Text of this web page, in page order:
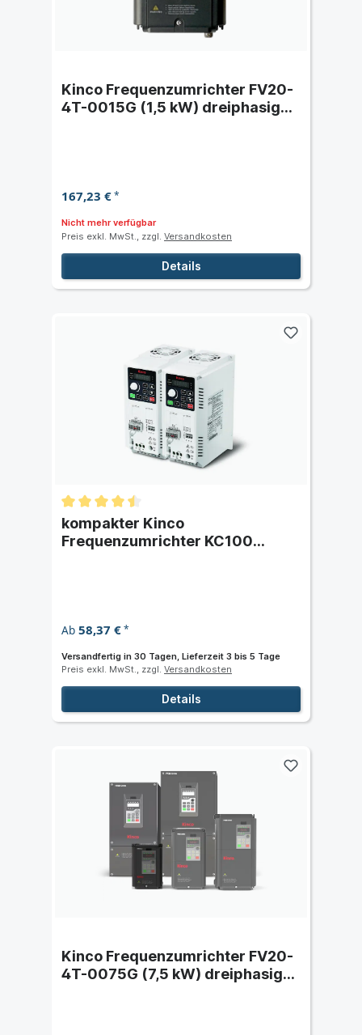
Kinco Frequenzumrichter FV20-
4T-0015G (1,5 kW) dreiphasig
167,23 €*
Nicht mehr verfügbar
Preis exkl. MwSt., zzgl. Versandkosten
Details
kompakter Kinco
Frequenzumrichter KC100
Ab 58,37 €*
Versandfertig in 30 Tagen, Lieferzeit 3 bis 5 Tage
Preis exkl. MwSt., zzgl. Versandkosten
Details
Kinco Frequenzumrichter FV20-
4T-0075G (7,5 kW) dreiphasig